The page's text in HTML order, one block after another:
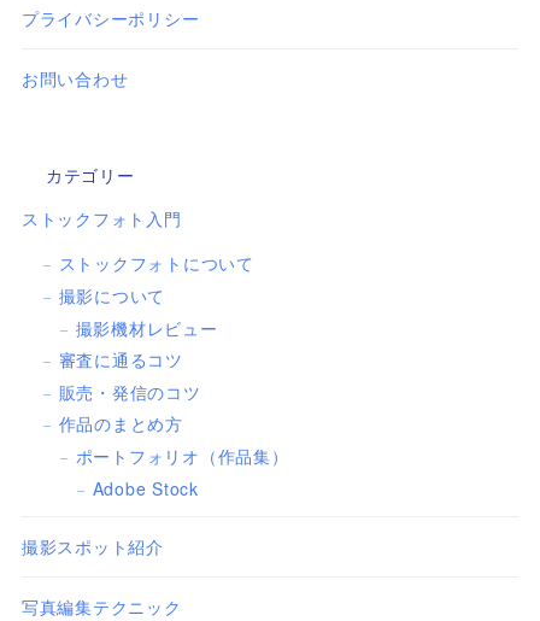
プライバシーポリシー
お問い合わせ
カテゴリー
ストックフォト入門
ストックフォトについて
撮影について
撮影機材レビュー
審査に通るコツ
販売・発信のコツ
作品のまとめ方
ポートフォリオ（作品集）
Adobe Stock
撮影スポット紹介
写真編集テクニック